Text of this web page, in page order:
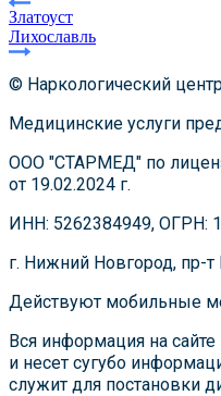
Златоуст
Лихославль
© Наркологический
Медицинские услуги
ООО "СТАРМЕД" по
от 19.02.2024 г.
ИНН: 5262384949, ОГРН:
г. Нижний Новгород, пр-т
Действуют мобильные
Вся информация на
и несет сугубо
служит для постановки